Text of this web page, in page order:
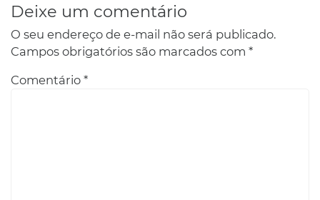
Deixe um comentário
O seu endereço de e-mail não será publicado.
Campos obrigatórios são marcados com *
Comentário *